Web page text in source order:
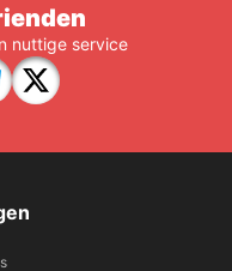
nuttige service